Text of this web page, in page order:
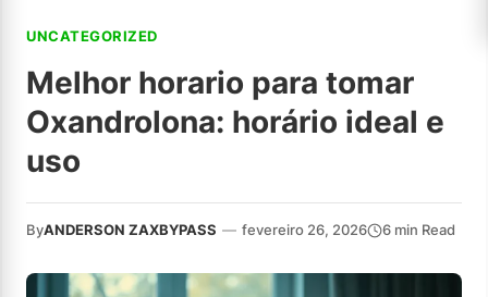
UNCATEGORIZED
Melhor horario para tomar
Oxandrolona: horário ideal e
uso
ByANDERSON ZAXBYPASS — fevereiro 26, 2026 6 min Read